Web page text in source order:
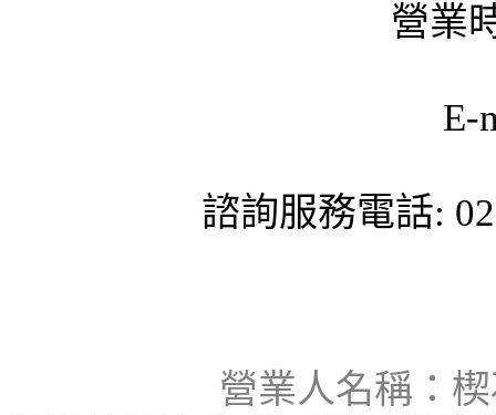
營業
E-
諮詢服務電話:
營業人名稱：